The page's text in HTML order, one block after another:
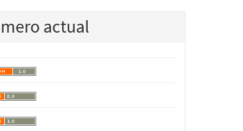
actual